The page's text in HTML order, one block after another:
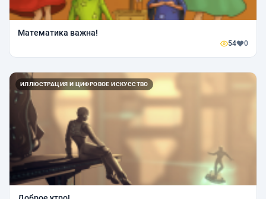
Математика важна!
54 0
ИЛЛЮСТРАЦИЯ И ЦИФРОВОЕ ИСКУССТВО